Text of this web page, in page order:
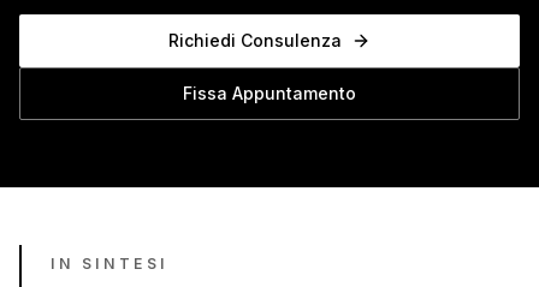
Richiedi Consulenza
Fissa Appuntamento
IN SINTESI